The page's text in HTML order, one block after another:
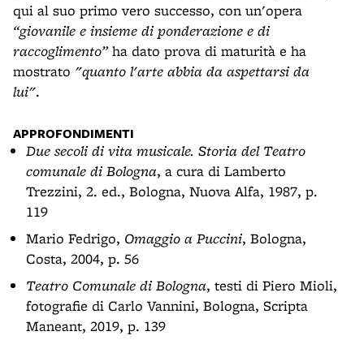
qui al suo primo vero successo, con un'opera
“giovanile e insieme di ponderazione e di
raccoglimento”ha dato prova di maturità e ha
mostrato "quanto l'arte abbia da aspettarsi da
lui".
APPROFONDIMENTI
Due secoli di vita musicale. Storia del Teatro
comunale di Bologna, a cura di Lamberto
Trezzini, 2. ed., Bologna, Nuova Alfa, 1987, p.
119
Mario Fedrigo, Omaggio a Puccini, Bologna,
Costa, 2004, p. 56
Teatro Comunale di Bologna, testi di Piero Mioli,
fotografie di Carlo Vannini, Bologna, Scripta
Maneant, 2019, p. 139